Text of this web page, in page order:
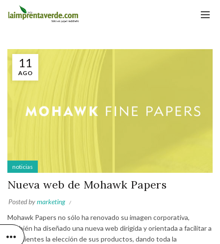
11
AGO
noticias
Nueva web de Mohawk Papers
Posted bymarketing
Mohawk Papers no sólo ha renovado su imagen corporativa,
también ha diseñado una nueva web dirigida y orientada a facilitar a
sus clientes la elección de sus productos, dando toda la